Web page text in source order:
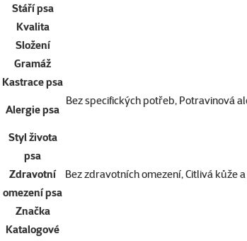
Stáří psa
Kvalita
Složení
Gramáž
Kastrace psa
Alergie psa
Bez specifických potřeb, Potravinová
Styl života
psa
Zdravotní
omezení psa
Bez zdravotních omezení, Citlivá kůže
Značka
Katalogové